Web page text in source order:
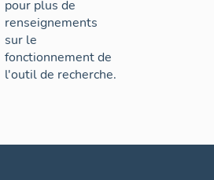
pour plus de
renseignements
sur le
fonctionnement de
l'outil de recherche.